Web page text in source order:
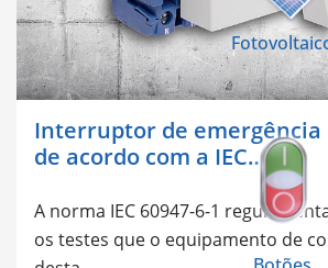
Interruptor de emergência
de acordo com a IEC…
A norma IEC 60947-6-1
os testes que o equipamento de